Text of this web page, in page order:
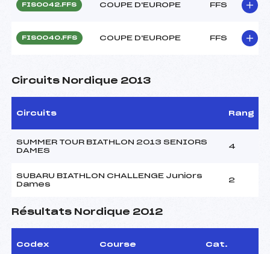
FIS0042.FFS COUPE D'EUROPE FFS
FIS0040.FFS COUPE D'EUROPE FFS
Circuits Nordique 2013
Circuits Rang
SUMMER TOUR BIATHLON 2013 SENIORS
DAMES
4
SUBARU BIATHLON CHALLENGE Juniors
Dames
2
Résultats Nordique 2012
Codex Course Cat.